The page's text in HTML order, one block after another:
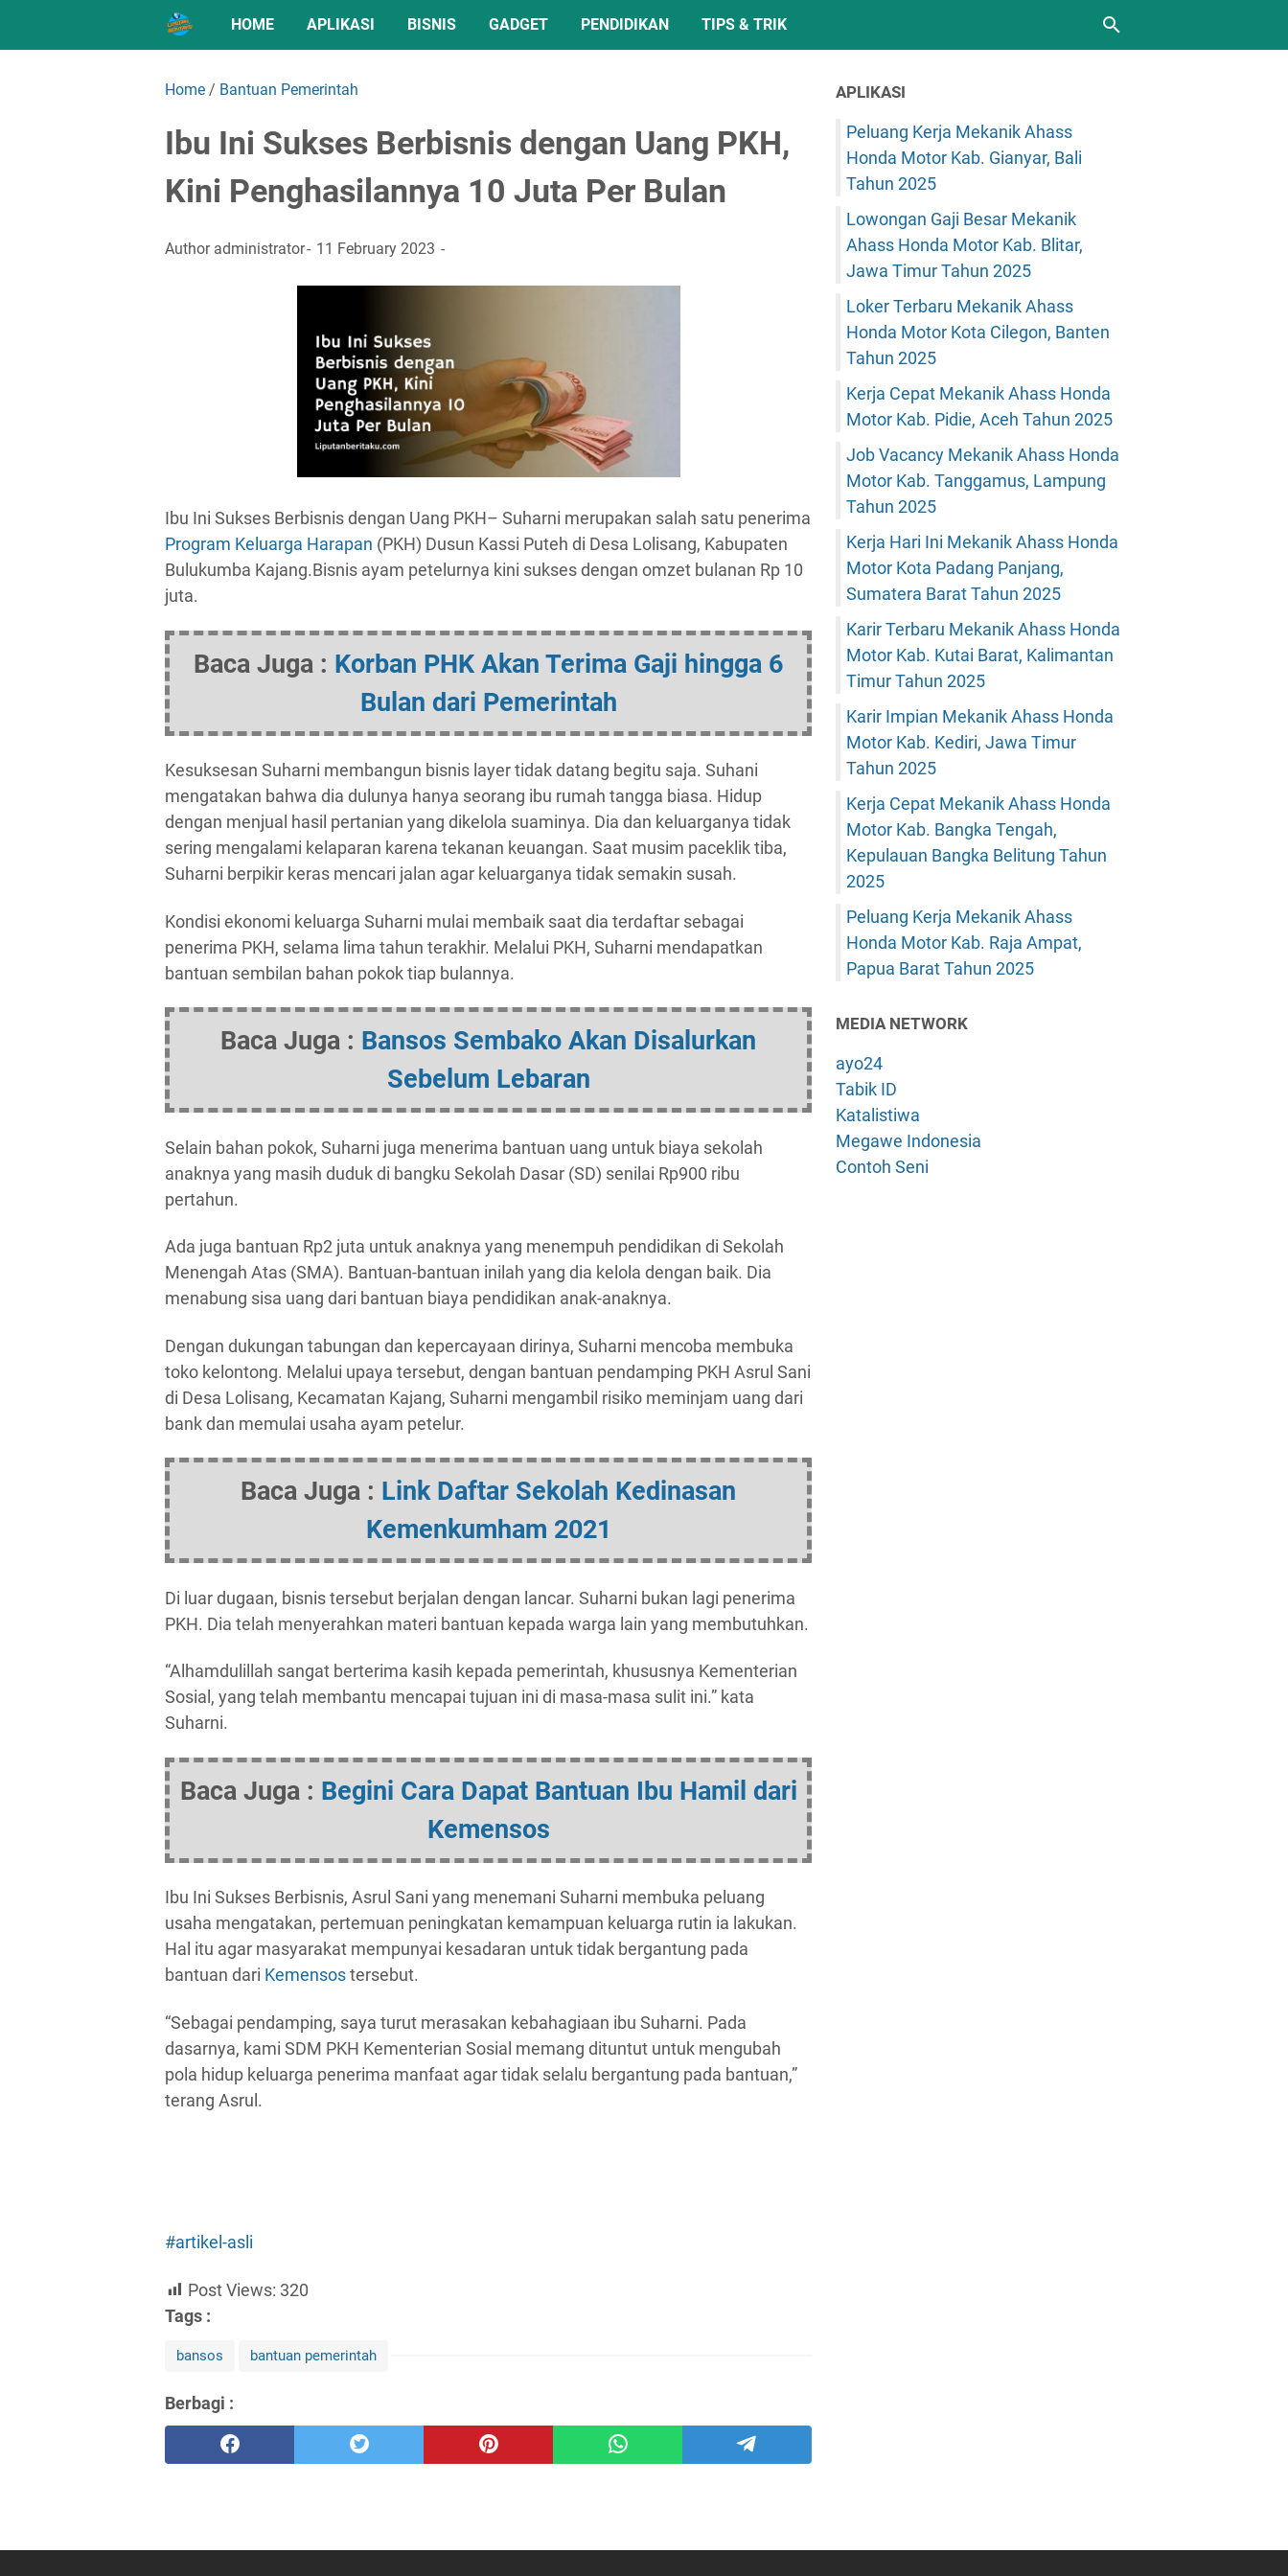
HOME APLIKASI BISNIS GADGET PENDIDIKAN TIPS & TRIK
Home / Bantuan Pemerintah
Ibu Ini Sukses Berbisnis dengan Uang PKH,
Kini Penghasilannya 10 Juta Per Bulan
Author administrator 11 February 2023
Ibu Ini Sukses Berbisnis dengan Uang PKH– Suharni merupakan salah satu penerima
Program Keluarga Harapan (PKH) Dusun Kassi Puteh di Desa Lolisang, Kabupaten
Bulukumba Kajang.Bisnis ayam petelurnya kini sukses dengan omzet bulanan Rp 10
juta.
Baca Juga : Korban PHK Akan Terima Gaji hingga 6
Bulan dari Pemerintah
Kesuksesan Suharni membangun bisnis layer tidak datang begitu saja. Suhani
mengatakan bahwa dia dulunya hanya seorang ibu rumah tangga biasa. Hidup
dengan menjual hasil pertanian yang dikelola suaminya. Dia dan keluarganya tidak
sering mengalami kelaparan karena tekanan keuangan. Saat musim paceklik tiba,
Suharni berpikir keras mencari jalan agar keluarganya tidak semakin susah.
Kondisi ekonomi keluarga Suharni mulai membaik saat dia terdaftar sebagai
penerima PKH, selama lima tahun terakhir. Melalui PKH, Suharni mendapatkan
bantuan sembilan bahan pokok tiap bulannya.
Baca Juga : Bansos Sembako Akan Disalurkan
Sebelum Lebaran
Selain bahan pokok, Suharni juga menerima bantuan uang untuk biaya sekolah
anaknya yang masih duduk di bangku Sekolah Dasar (SD) senilai Rp900 ribu
pertahun.
Ada juga bantuan Rp2 juta untuk anaknya yang menempuh pendidikan di Sekolah
Menengah Atas (SMA). Bantuan-bantuan inilah yang dia kelola dengan baik. Dia
menabung sisa uang dari bantuan biaya pendidikan anak-anaknya.
Dengan dukungan tabungan dan kepercayaan dirinya, Suharni mencoba membuka
toko kelontong. Melalui upaya tersebut, dengan bantuan pendamping PKH Asrul Sani
di Desa Lolisang, Kecamatan Kajang, Suharni mengambil risiko meminjam uang dari
bank dan memulai usaha ayam petelur.
Baca Juga : Link Daftar Sekolah Kedinasan
Kemenkumham 2021
Di luar dugaan, bisnis tersebut berjalan dengan lancar. Suharni bukan lagi penerima
PKH. Dia telah menyerahkan materi bantuan kepada warga lain yang membutuhkan.
“Alhamdulillah sangat berterima kasih kepada pemerintah, khususnya Kementerian
Sosial, yang telah membantu mencapai tujuan ini di masa-masa sulit ini.” kata
Suharni.
Baca Juga : Begini Cara Dapat Bantuan Ibu Hamil dari
Kemensos
Ibu Ini Sukses Berbisnis, Asrul Sani yang menemani Suharni membuka peluang
usaha mengatakan, pertemuan peningkatan kemampuan keluarga rutin ia lakukan.
Hal itu agar masyarakat mempunyai kesadaran untuk tidak bergantung pada
bantuan dari Kemensostersebut.
“Sebagai pendamping, saya turut merasakan kebahagiaan ibu Suharni. Pada
dasarnya, kami SDM PKH Kementerian Sosial memang dituntut untuk mengubah
pola hidup keluarga penerima manfaat agar tidak selalu bergantung pada bantuan,”
terang Asrul.
#artikel-asli
Post Views: 320
Tags :
bansos bantuan pemerintah
Berbagi :
APLIKASI
Peluang Kerja Mekanik Ahass
Honda Motor Kab. Gianyar, Bali
Tahun 2025
Lowongan Gaji Besar Mekanik
Ahass Honda Motor Kab. Blitar,
Jawa Timur Tahun 2025
Loker Terbaru Mekanik Ahass
Honda Motor Kota Cilegon, Banten
Tahun 2025
Kerja Cepat Mekanik Ahass Honda
Motor Kab. Pidie, Aceh Tahun 2025
Job Vacancy Mekanik Ahass Honda
Motor Kab. Tanggamus, Lampung
Tahun 2025
Kerja Hari Ini Mekanik Ahass Honda
Motor Kota Padang Panjang,
Sumatera Barat Tahun 2025
Karir Terbaru Mekanik Ahass Honda
Motor Kab. Kutai Barat, Kalimantan
Timur Tahun 2025
Karir Impian Mekanik Ahass Honda
Motor Kab. Kediri, Jawa Timur
Tahun 2025
Kerja Cepat Mekanik Ahass Honda
Motor Kab. Bangka Tengah,
Kepulauan Bangka Belitung Tahun
2025
Peluang Kerja Mekanik Ahass
Honda Motor Kab. Raja Ampat,
Papua Barat Tahun 2025
MEDIA NETWORK
ayo24
Tabik ID
Katalistiwa
Megawe Indonesia
Contoh Seni